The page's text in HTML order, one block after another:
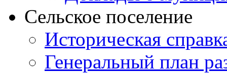
Сельское поселение
Историческая
Генеральный план